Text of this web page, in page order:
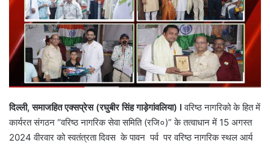
दिल्ली,समाजहितएक्सप्रेस (रघुबीरसिंहगाड़ेगांवलिया) l वरिष्ठ नागरिको के हित में
कार्यरत संगठन “वरिष्ठ नागरिक सेवा समिति (रजि०)” के तत्वाधान में 15 अगस्त
2024 वीरवार को स्वतंत्रता दिवस के पावन पर्व पर वरिष्ठ नागरिक स्थल आर्य